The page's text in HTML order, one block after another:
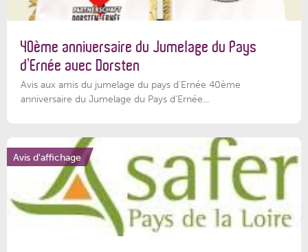
40ème anniversaire du Jumelage du Pays
d’Ernée avec Dorsten
Avis aux amis du jumelage du pays d'Ernée 40ème
anniversaire du Jumelage du Pays d'Ernée...
Avis d'affichage